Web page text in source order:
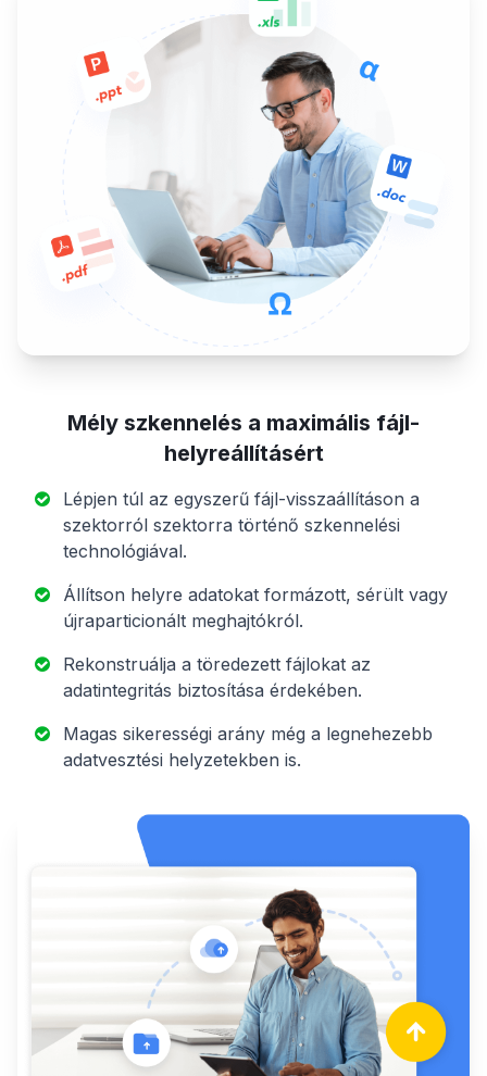
Mély szkennelés a maximális fájl-
helyreállításért
Lépjen túl az egyszerű fájl-visszaállításon a
szektorról szektorra történő szkennelési
technológiával.
Állítson helyre adatokat formázott, sérült vagy
újraparticionált meghajtókról.
Rekonstruálja a töredezett fájlokat az
adatintegritás biztosítása érdekében.
Magas sikerességi arány még a legnehezebb
adatvesztési helyzetekben is.